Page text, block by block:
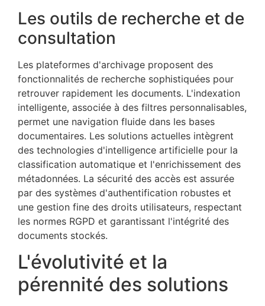
Les outils de recherche et de
consultation
Les plateformes d'archivage proposent des
fonctionnalités de recherche sophistiquées pour
retrouver rapidement les documents. L'indexation
intelligente, associée à des filtres personnalisables,
permet une navigation fluide dans les bases
documentaires. Les solutions actuelles intègrent
des technologies d'intelligence artificielle pour la
classification automatique et l'enrichissement des
métadonnées. La sécurité des accès est assurée
par des systèmes d'authentification robustes et
une gestion fine des droits utilisateurs, respectant
les normes RGPD et garantissant l'intégrité des
documents stockés.
L'évolutivité et la
pérennité des solutions